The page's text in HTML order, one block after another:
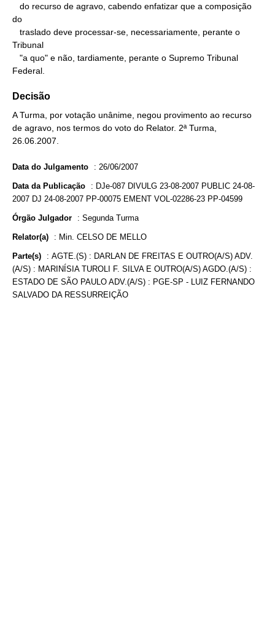
do
Tribunal
Federal.
Decisão
A Turma, por votação unânime, negou provimento ao recurso
de agravo, nos termos do voto do Relator. 2ª Turma,
26.06.2007.
Data do Julgamento : 26/06/2007
Data da Publicação : DJe-087 DIVULG 23-08-2007 PUBLIC 24-08-
2007 DJ 24-08-2007 PP-00075 EMENT VOL-02286-23 PP-04599
Órgão Julgador : Segunda Turma
Relator(a) : Min. CELSO DE MELLO
Parte(s) : AGTE.(S) : DARLAN DE FREITAS E OUTRO(A/S) ADV.
(A/S) : MARINÍSIA TUROLI F. SILVA E OUTRO(A/S) AGDO.(A/S) :
ESTADO DE SÃO PAULO ADV.(A/S) : PGE-SP - LUIZ FERNANDO
SALVADO DA RESSURREIÇÃO